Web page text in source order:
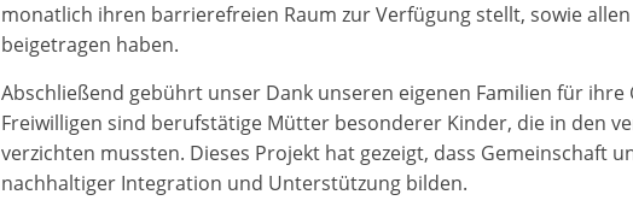
monatlich ihren barrierefreien Raum zur Verfügung stellt, sowie
beigetragen haben.
Abschließend gebührt unser Dank unseren eigenen Familien für
Freiwilligen sind berufstätige Mütter besonderer Kinder, die in den
verzichten mussten. Dieses Projekt hat gezeigt, dass Gemeinschaft
nachhaltiger Integration und Unterstützung bilden.